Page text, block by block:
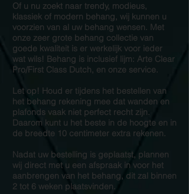
Of u nu zoekt naar trendy, modieus,
klassiek of modern behang, wij kunnen u
voorzien van al uw behang wensen. Met
onze zeer grote behang collectie van
goede kwaliteit is er werkelijk voor ieder
wat wils! Behang is inclusief lijm: Arte Clear
Pro/First Class Dutch, en onze service.
Let op! Houd er tijdens het bestellen van
het behang rekening mee dat wanden en
plafonds vaak niet perfect recht zijn.
Daarom kunt u het beste in de hoogte en in
de breedte 10 centimeter extra rekenen.
Nadat uw bestelling is geplaatst, plannen
wij direct met u een afspraak in voor het
aanbrengen van het behang, dit zal binnen
2 tot 6 weken plaatsvinden.